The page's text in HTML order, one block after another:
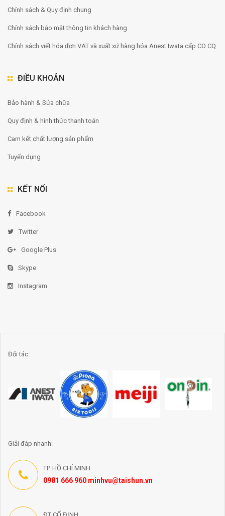
Chính sách & Quy định chung
Chính sách bảo mật thông tin khách hàng
Chính sách viết hóa đơn VAT và xuất xứ hàng hóa Anest Iwata cấp CO CQ
ĐIỀU KHOẢN
Bảo hành & Sửa chữa
Quy định & hình thức thanh toán
Cam kết chất lượng sản phẩm
Tuyển dụng
KẾT NỐI
Facebook
Twitter
Google Plus
Skype
Instagram
Đối tác:
Giải đáp nhanh:
TP. HỒ CHÍ MINH
0981 666 960 minhvu@taishun.vn